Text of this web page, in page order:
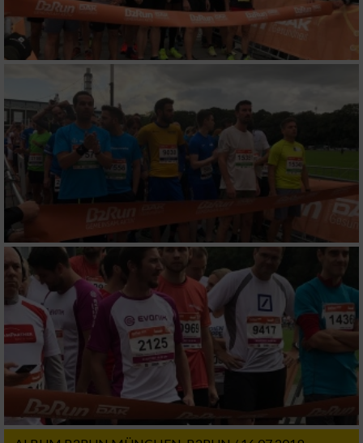
Geräte anhand von aktiv angeforderten
Informationen identifizieren
Nicht-IAB-Verarbeitungszwecke:
Performance
Funktional